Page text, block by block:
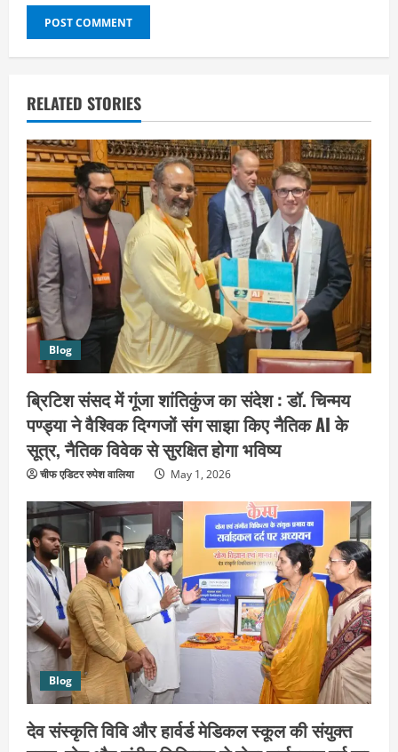
RELATED STORIES
Blog
ब्रिटिश संसद में गूंजा शांतिकुंज का संदेश : डॉ. चिन्मय
पण्ड्या ने वैश्विक दिग्गजों संग साझा किए नैतिक AI के
सूत्र, नैतिक विवेक से सुरक्षित होगा भविष्य
चीफ एडिटर रुपेश वालिया May 1, 2026
Blog
देव संस्कृति विवि और हार्वर्ड मेडिकल स्कूल की संयुक्त
2
उत्तराखंड
हरिद्वार के नेताओं को कांग्रेस प्रदेश
कार्यकारिणी में बड़ी जिम्मेदारी, संगठन को मिले
नए चेहरे
August 7, 2026